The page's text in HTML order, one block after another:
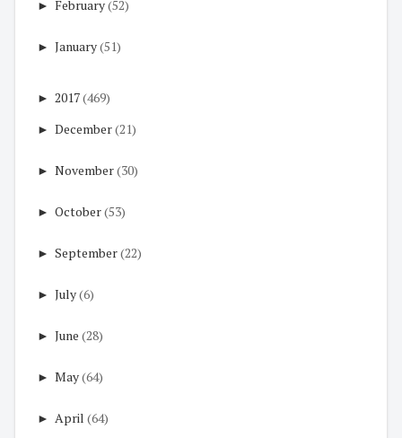
► February(52)
► January(51)
► 2017(469)
► December(21)
► November(30)
► October(53)
► September(22)
► July(6)
► June (28)
► May(64)
► April (64)